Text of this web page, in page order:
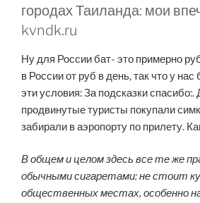
городах Таиланда: мои
kvndk.ru
Ну для России бат- это примерно
в России от руб в день, так что у
эти условия: За подсказки
продвинутые туристы покупали
забирали в аэропорту по прилету.
В общем и целом здесь все те же
обычными сигаретами: не стоит
общественных местах, особенно